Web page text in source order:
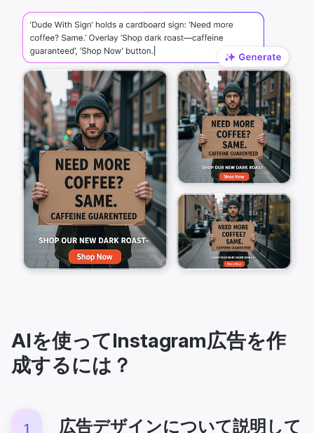
AIを使ってInstagram広告を作
成するには？
1 広告デザインについて説明して